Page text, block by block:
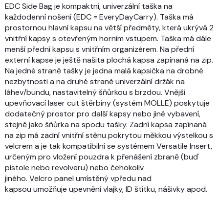
EDC Side Bag je kompaktní, univerzální taška na
každodenní nošení (EDC = EveryDayCarry). Taška má
prostornou hlavní kapsu na větší předměty, která ukrývá 2
vnitřní kapsy s otevřeným horním vstupem. Taška má dále
menší přední kapsu s vnitřním organizérem. Na přední
externí kapse je ještě našita plochá kapsa zapínaná na zip.
Na jedné straně tašky je jedna malá kapsička na drobné
nezbytnosti a na druhé straně univerzální držák na
láhev/bundu, nastavitelný šňůrkou s brzdou. Vnější
upevňovací laser cut štěrbiny (systém MOLLE) poskytuje
dodatečný prostor pro další kapsy nebo jiné vybavení,
stejně jako šňůrka na spodu tašky. Zadní kapsa zapínaná
na zip má zadní vnitřní stěnu pokrytou měkkou výstelkou s
velcrem a je tak kompatibilní se systémem Versatile Insert,
určeným pro vložení pouzdra k přenášení zbraně (buď
pistole nebo revolveru) nebo čehokoliv
jiného. Velcro panel umístěný vpředu nad
kapsou umožňuje upevnění vlajky, ID štítku, nášivky apod.